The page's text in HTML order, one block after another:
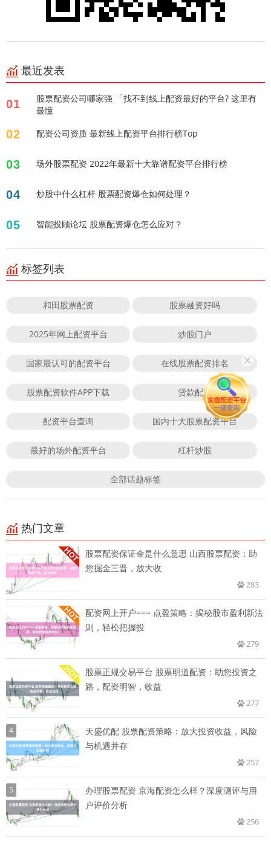
最近发表
01
股票配资公司哪家强 「找不到线上配资最好的平台? 这里有
最懂
02 配资公司资质 最新线上配资平台排行榜Top
03 场外股票配资 2022年最新十大靠谱配资平台排行榜
04 炒股中什么杠杆 股票配资爆仓如何处理？
05 智能投顾论坛 股票配资爆仓怎么应对？
标签列表
和田股票配资 股票融资好吗
2025年网上配资平台 炒股门户
国家最认可的配资平台 在线股票配资排名
股票配资软件APP下载 贷款配资
配资平台查询 国内十大股票配资平台
最好的场外配资平台 杠杆炒股
全部话题标签
热门文章
股票配资保证金是什么意思 山西股票配资：助
您掘金三晋，放大收
283
配资网上开户=== 点盈策略：揭秘股市盈利新法
则，轻松把握投
279
股票正规交易平台 股票明道配资：助您投资之
路，配资明智，收益
277
4
天盛优配 股票配资策略：放大投资收益，风险
与机遇并存
257
5
办理股票配资 京海配资怎么样？深度测评与用
户评价分析
256